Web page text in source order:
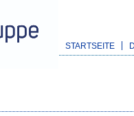
STARTSEITE